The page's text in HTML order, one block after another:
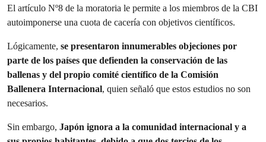
El artículo Nº8 de la moratoria le permite a los miembros de la CBI
autoimponerse una cuota de cacería con objetivos científicos.
Lógicamente, se presentaron innumerables objeciones por
parte de los países que defienden la conservación de las
ballenas y del propio comité científico de la Comisión
Ballenera Internacional, quien señaló que estos estudios no son
necesarios.
Sin embargo, Japón ignora a la comunidad internacional y a